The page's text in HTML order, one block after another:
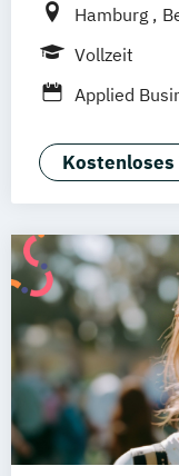
Hamburg
UE
Vollzeit
Applied
Psychologie
Beratung